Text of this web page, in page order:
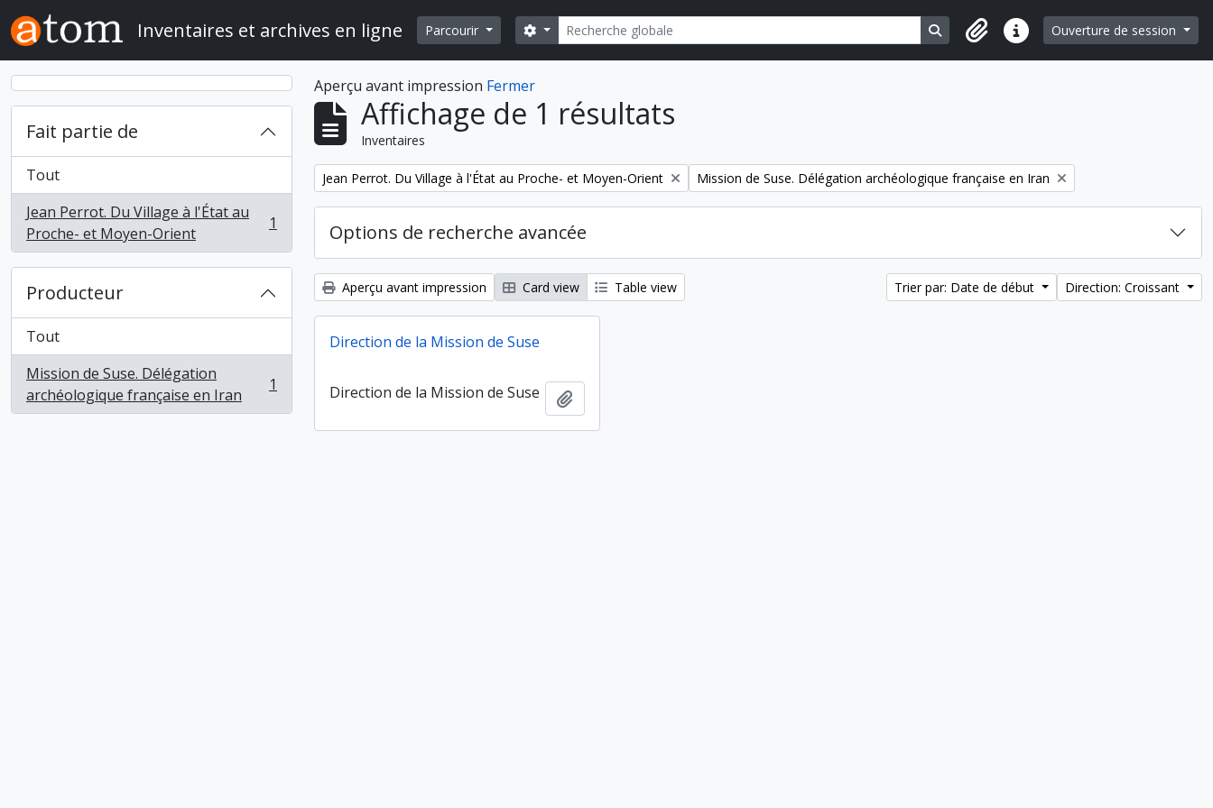
Skip to main content
Inventaires et archives en ligne Parcourir Rechercher
Search options Search in browse page
Liens rapidesOuverture de session
Fait partie de
Tout
Jean Perrot. Du Village à l'État au
Proche- et Moyen-Orient
, 1 résultats 1
Producteur
Tout
Mission de Suse. Délégation
archéologique française en Iran
, 1 résultats 1
Aperçu avant impression Fermer
Affichage de 1 résultats
Inventaires
Remove filter:
Jean Perrot. Du Village à l'État au Proche- et Moyen-Orient Remove filter:
Mission de Suse. Délégation archéologique française en Iran
Options de recherche avancée
Aperçu avant impression Card view Table view Trier par: Date de début Direction: Croissant
Direction de la Mission de Suse
Direction de la Mission de Suse